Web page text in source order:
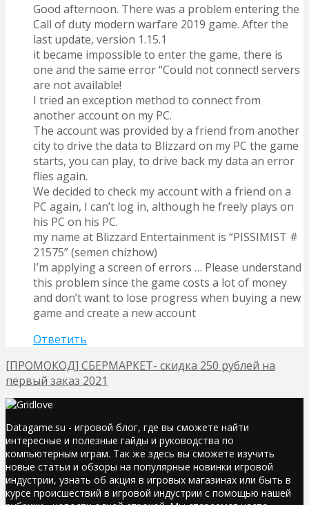
Good afternoon. There was a problem entering the
Call of duty modern warfare 2019 game. After the
last update, version 1.15.1
it became impossible to enter the game, there is
one and the same error “Could not connect! servers
are not available!
I tried an exception method to connect from
another account on my PC.
The account was provided by a friend from another
city to drive the data to Blizzard on my PC the game
starts, you can play, to drive back my data an error
flies again.
We decided to check my account with a friend on a
PC again, I can’t log in, although he freely plays on
his PC on his PC.
my name at Blizzard Entertainment is “PISSIMIST #
21575” (semen chizhow)
I’m applying a screen of errors … Please understand
this problem since the game costs a lot of money
and don’t want to lose progress when buying a new
game and create a new account
Ответить
[ПРОМОКОД] СБЕРМАРКЕТ- скидка 250 рублей на
первый заказ 2021
Datagame.su - игровой блог, где вы сможете найти
интересные и полезные гайды и руководства по
компьютерным играм. Так же здесь вы сможете изучить
новые статьи и обзоры на популярные новинки игровой
индустрии, узнать об акция в игровых магазинах или быть в
курсе происшествий в игровой индустрии с помощью нашей